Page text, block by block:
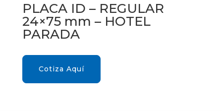
PLACA ID – REGULAR
24×75 mm – HOTEL
PARADA
Cotiza Aquí